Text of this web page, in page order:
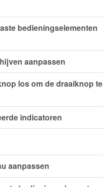
bedieningselementen
aanpassen
los om de draaiknop te
indicatoren
aanpassen